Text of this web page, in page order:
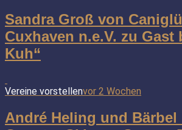
Sandra Groß von
Cuxhaven n.e.V. zu Gast
Kuh“
Vereine vorstellenvor 2 Wochen
André Heling und Bärbel